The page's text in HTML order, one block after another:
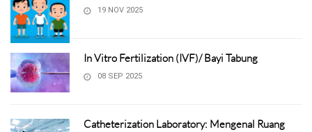
19 NOV 2025
In Vitro Fertilization (IVF)/ Bayi Tabung
08 SEP 2025
Catheterization Laboratory: Mengenal Ruang